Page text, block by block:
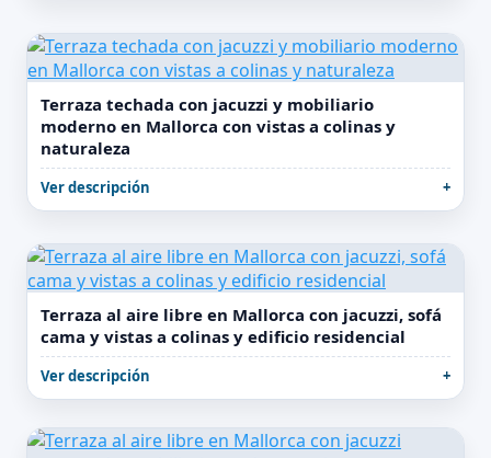
Terraza techada con jacuzzi y mobiliario
moderno en Mallorca con vistas a colinas y
naturaleza
Ver descripción
Terraza al aire libre en Mallorca con jacuzzi, sofá
cama y vistas a colinas y edificio residencial
Ver descripción